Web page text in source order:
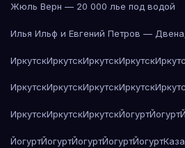
Жюль Верн — 20 000 лье под водой
Илья Ильф и Евгений Петров —
ИркутскИркутскИркутскИркутск
ИркутскИркутскИркутскИркутск
ИркутскИркутскИркутскЙогуртЙогурт
ЙогуртЙогуртЙогуртЙогуртЙогурт